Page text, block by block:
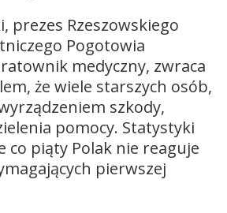
prezes Rzeszowskiego
Pogotowia
medyczny, zwraca
że wiele starszych osób,
szkody,
pomocy. Statystyki
co piąty Polak nie reaguje
pierwszej